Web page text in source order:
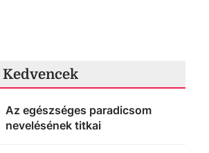
Kedvencek
Az egészséges paradicsom
nevelésének titkai